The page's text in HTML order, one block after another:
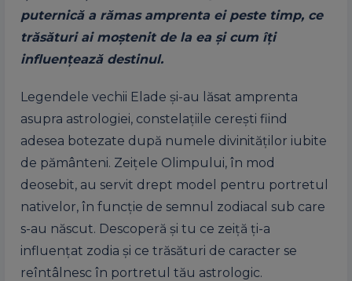
puternică a rămas amprenta ei peste timp, ce
trăsături ai moștenit de la ea și cum îți
influențează destinul.
Legendele vechii Elade şi-au lăsat amprenta
asupra astrologiei, constelaţiile cereşti fiind
adesea botezate după numele divinităţilor iubite
de pământeni. Zeiţele Olimpului, în mod
deosebit, au servit drept model pentru portretul
nativelor, în funcţie de semnul zodiacal sub care
s-au născut. Descoperă şi tu ce zeiţă ţi-a
influenţat zodia şi ce trăsături de caracter se
reîntâlnesc în portretul tău astrologic.